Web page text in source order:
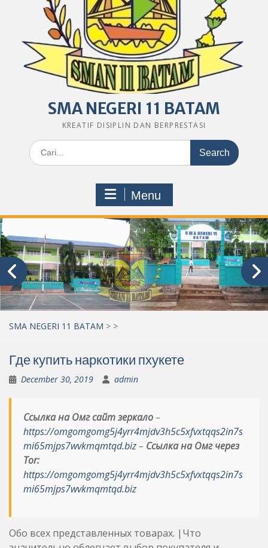
SMA NEGERI 11 BATAM
KREATIF DISIPLIN DAN BERPRESTASI
Search
for:
Menu
SMA NEGERI 11 BATAM > >
Где купить наркотики пхукете
December 30, 2019 admin
Ссылка на Омг сайт зеркало–
https://omgomgomg5j4yrr4mjdv3h5c5xfvxtqqs2in7s
mi65mjps7wvkmqmtqd.biz– Ссылка на Омг через
Tor:
https://omgomgomg5j4yrr4mjdv3h5c5xfvxtqqs2in7s
mi65mjps7wvkmqmtqd.biz
Обо всех представленных товарах. |Что